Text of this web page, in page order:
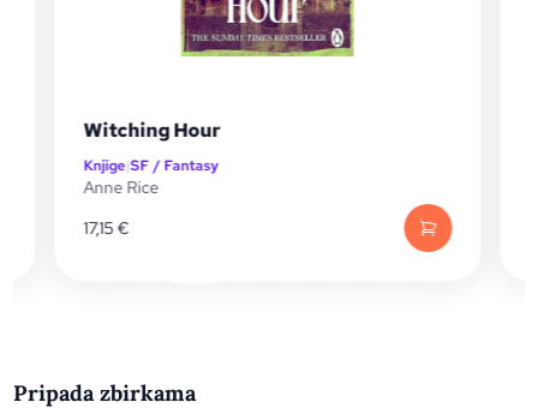
Witching Hour
Knjige|SF / Fantasy
Anne Rice
17,15€
Pripada zbirkama